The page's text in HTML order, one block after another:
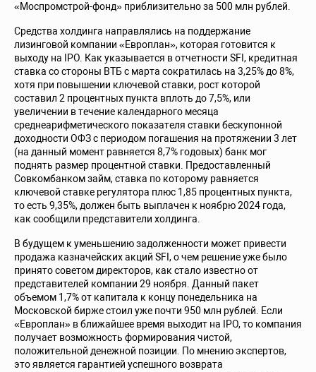
«Моспромстрой-фонд» приблизительно за 500 млн рублей.
Средства холдинга направлялись на поддержание
лизинговой компании «Европлан», которая готовится к
выходу на IPO. Как указывается в отчетности SFI, кредитная
ставка со стороны ВТБ с марта сократилась на 3,25% до 8%,
хотя при повышении ключевой ставки, рост которой
составил 2 процентных пункта вплоть до 7,5%, или
увеличении в течение календарного месяца
среднеарифметического показателя ставки бескупонной
доходности ОФЗ с периодом погашения на протяжении 3 лет
(на данный момент равняется 8,7% годовых) банк мог
поднять размер процентной ставки. Предоставленный
Совкомбанком займ, ставка по которому равняется
ключевой ставке регулятора плюс 1,85 процентных пункта,
то есть 9,35%, должен быть выплачен к ноябрю 2024 года,
как сообщили представители холдинга.
В будущем к уменьшению задолженности может привести
продажа казначейских акций SFI, о чем решение уже было
принято советом директоров, как стало известно от
представителей компании 29 ноября. Данный пакет
объемом 1,7% от капитала к концу понедельника на
Московской бирже стоил уже почти 950 млн рублей. Если
«Европлан» в ближайшее время выходит на IPO, то компания
получает возможность формирования чистой,
положительной денежной позиции. По мнению экспертов,
это является гарантией успешного возврата